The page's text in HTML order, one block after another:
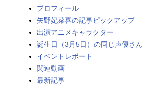
男性声優/女性声優一覧
FOLLOW US
プロフィール
矢野妃菜喜の記事ピックアップ
出演アニメキャラクター
誕生日（3月5日）の同じ声優さん
イベントレポート
関連動画
最新記事